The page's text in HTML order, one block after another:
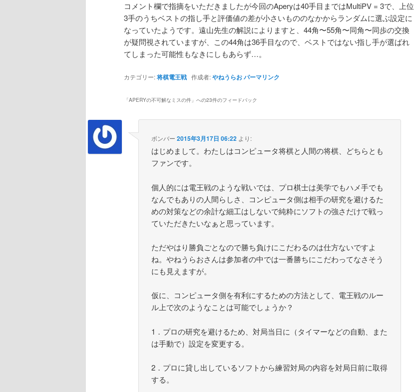
コメント欄で指摘をいただきましたが今回のAperyは40手目まではMultiPV = 3で、上位
3手のうちベストの指し手と評価値の差が小さいもののなかからランダムに選ぶ設定に
なっていたようです。遠山先生の解説によりますと、44角〜55角〜同角〜同歩の交換
が疑問視されていますが、この44角は36手目なので、ベストではない指し手が選ばれ
てしまった可能性もなきにしもあらず…。
カテゴリー:将棋電王戦 作成者:やねうらおパーマリンク
「APERYの不可解なミスの件 」への23件のフィードバック
ボンバー 2015年3月17日 06:22 より:
はじめまして。わたしはコンピュータ将棋と人間の将棋、どちらとも
ファンです。
個人的には電王戦のような戦いでは、プロ棋士は美学でもハメ手でも
なんでもありの人間らしさ、コンピュータ側は相手の研究を避けるた
めの対策などの余計な細工はしないで純粋にソフトの強さだけで戦っ
ていただきたいなぁと思っています。
ただやはり勝負ごとなので勝ち負けにこだわるのは仕方ないですよ
ね。やねうらおさんは参加者の中では一番勝ちにこだわってなさそう
にも見えますが。
仮に、コンピュータ側を有利にするための方法として、電王戦のルー
ル上で次のようなことは可能でしょうか？
1．プロの研究を避けるため、対局当日に（タイマーなどの自動、また
は手動で）設定を変更する。
2．プロに貸し出しているソフトから練習対局の内容を対局日前に取得
する。